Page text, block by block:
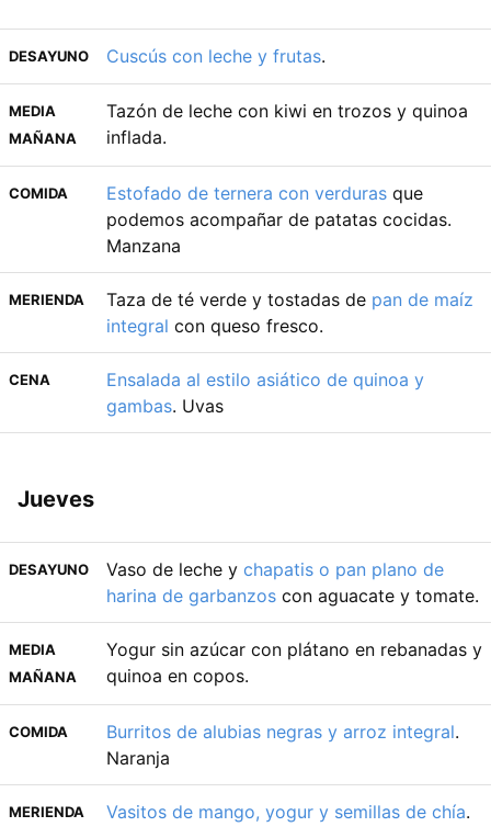
DESAYUNO Cuscús con leche y frutas.
MEDIA
MAÑANA
Tazón de leche con kiwi en trozos y quinoa
inflada.
COMIDA Estofado de ternera con verduras que
podemos acompañar de patatas cocidas.
Manzana
MERIENDA Taza de té verde y tostadas de pan de maíz
integral con queso fresco.
CENA
Ensalada al estilo asiático de quinoa y
gambas. Uvas
Jueves
DESAYUNO Vaso de leche y chapatis o pan plano de
harina de garbanzos con aguacate y tomate.
MEDIA
MAÑANA
Yogur sin azúcar con plátano en rebanadas y
quinoa en copos.
COMIDA Burritos de alubias negras y arroz integral.
Naranja
MERIENDA Vasitos de mango, yogur y semillas de chía.